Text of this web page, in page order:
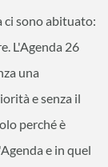
ci sono abituato:
L'Agenda 26
una
e senza il
perché è
e in quel